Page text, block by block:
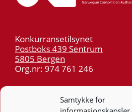
Samtykke for
Konkurransetilsynet
Postboks 439 Sentrum
5805 Bergen
Org.nr: 974 761 246
55 59 75 00
post@kt.no